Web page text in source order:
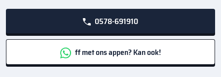
0578-691910
ff met ons appen? Kan ook!